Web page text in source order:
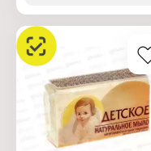
бензойная кислота,
хлорид натрия.
Характеристики:
Производитель: Nefis
Cosmetics
Тип товара: Мыло
Назначение: туалетное
Название: